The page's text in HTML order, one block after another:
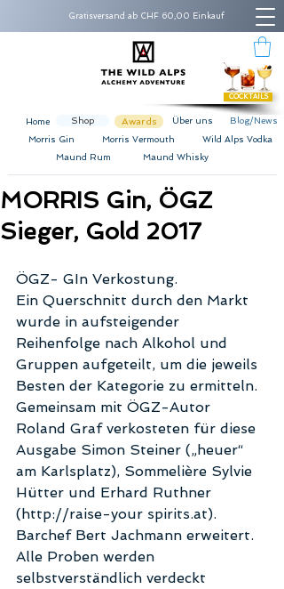
Gratisversand ab CHF 60,00 Einkauf
COCKTAILS
Home Shop Awards Über uns
Blog/News
Morris Gin
Morris Vermouth
Wild Alps Vodka
Maund Rum
Maund Whisky
MORRIS Gin, ÖGZ
Sieger, Gold 2017
ÖGZ- GIn Verkostung.
Ein Querschnitt durch den Markt
wurde in aufsteigender
Reihenfolge nach Alkohol und
Gruppen aufgeteilt, um die jeweils
Besten der Kategorie zu ermitteln.
Gemeinsam mit ÖGZ-Autor
Roland Graf verkosteten für diese
Ausgabe Simon Steiner („heuer“
am Karlsplatz), Sommelière Sylvie
Hütter und Erhard Ruthner
(http://raise-your spirits.at).
Barchef Bert Jachmann erweitert.
Alle Proben werden
selbstverständlich verdeckt